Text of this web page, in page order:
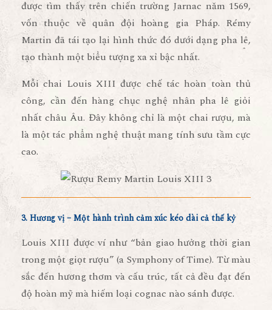
được tìm thấy trên chiến trường Jarnac năm 1569,
vốn thuộc về quân đội hoàng gia Pháp. Rémy
Martin đã tái tạo lại hình thức đó dưới dạng pha lê,
tạo thành một biểu tượng xa xỉ bậc nhất.
Mỗi chai Louis XIII được chế tác hoàn toàn thủ
công, cần đến hàng chục nghệ nhân pha lê giỏi
nhất châu Âu. Đây không chỉ là một chai rượu, mà
là một tác phẩm nghệ thuật mang tính sưu tầm cực
cao.
3. Hương vị – Một hành trình cảm xúc kéo dài cả thế kỷ
Louis XIII được ví như “bản giao hưởng thời gian
trong một giọt rượu” (a Symphony of Time). Từ màu
sắc đến hương thơm và cấu trúc, tất cả đều đạt đến
độ hoàn mỹ mà hiếm loại cognac nào sánh được.